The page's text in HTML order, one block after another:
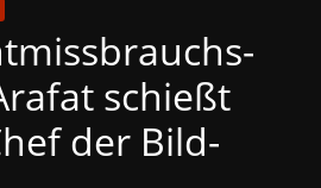
schießt
der Bild-